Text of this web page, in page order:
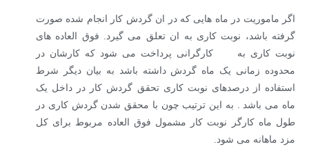
اگر ماموریت در ماه هایی که در ان گردش کار انجام شده صورت
گرفته باشد، نوبت کاری به ان تعلق می گیرد. فوق العاده های
نوبت کاری به کارگرانی پرداخت می شود که کارشان در
محدوده زمانی یک ماه گردش داشته باشد به بیان دیگر شرط
استفاده از درصدهای نوبت کاری تحقق گردش کار در داخل یک
ماه می باشد . به این ترتیب چون با محقق شدن گردش کاری در
طول ماه کارگر نوبت کار مشمول فوق العاده مربوط برای کل
مزد ماهانه می شود.